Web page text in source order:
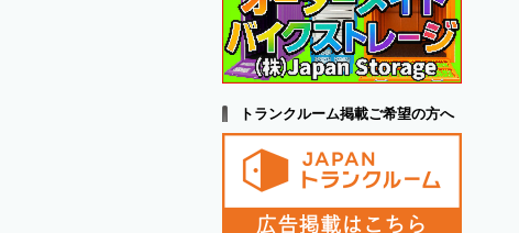
トランクルーム掲載ご希望の方へ